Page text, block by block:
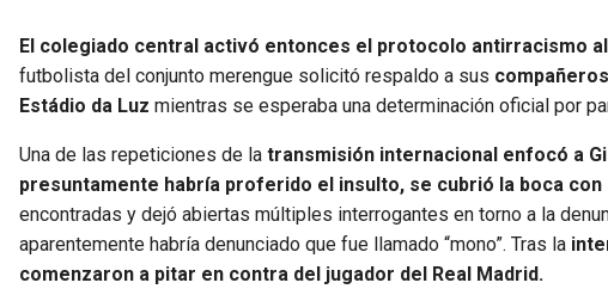
El colegiado central activó entonces el protocolo antirracismo
futbolista del conjunto merengue solicitó respaldo a sus
Estádio da Luz mientras se esperaba una determinación oficial por
Una de las repeticiones de la transmisión internacional enfocó a
presuntamente habría proferido el insulto, se cubrió la boca
encontradas y dejó abiertas múltiples interrogantes en torno a la
aparentemente habría denunciado que fue llamado “mono”. Tras la
comenzaron a pitar en contra del jugador del Real Madrid.